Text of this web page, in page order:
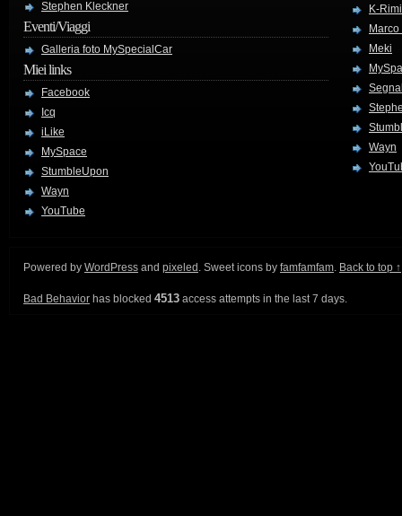
Stephen Kleckner
Eventi/Viaggi
Galleria foto MySpecialCar
Miei links
Facebook
Icq
iLike
MySpace
StumbleUpon
Wayn
YouTube
K-
Meki
Wayn
Powered by WordPress and pixeled . Sweet icons by famfamfam. Back to top ↑
Bad Behavior has blocked 4513 access attempts in the last 7 days.